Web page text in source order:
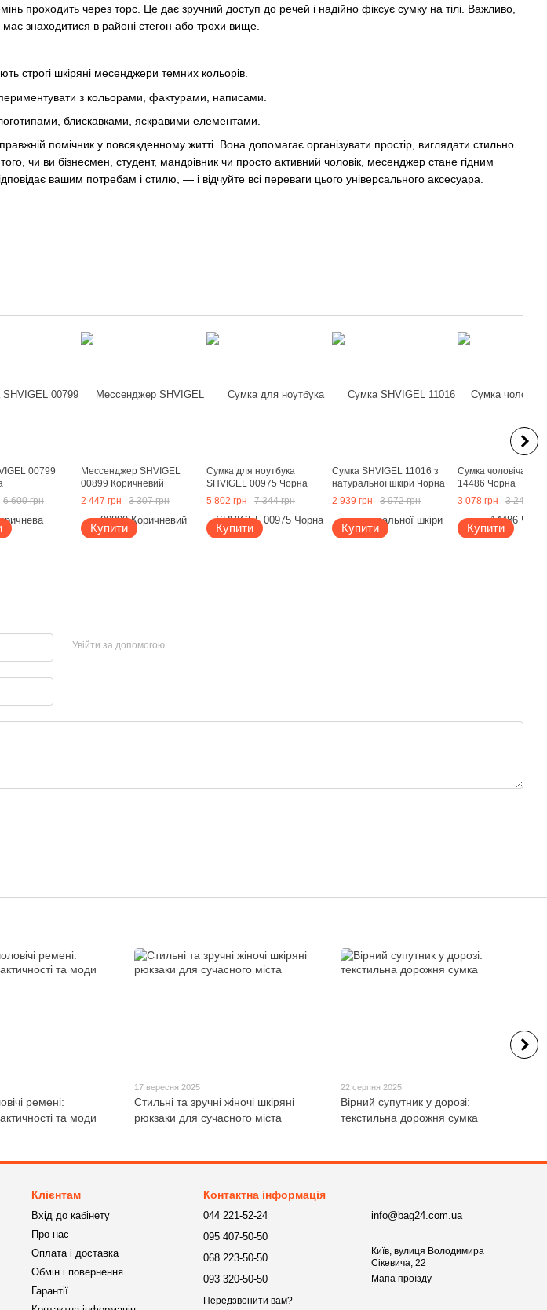
проходить через торс. Це дає зручний доступ до речей і надійно фіксує сумку на тілі. Важливо,
знаходитися в районі стегон або трохи вище.
строгі шкіряні месенджери темних кольорів.
з кольорами, фактурами, написами.
блискавками, яскравими елементами.
помічник у повсякденному житті. Вона допомагає організувати простір, виглядати стильно
чи ви бізнесмен, студент, мандрівник чи просто активний чоловік, месенджер стане гідним
вашим потребам і стилю, — і відчуйте всі переваги цього універсального аксесуара.
00799
6 600 грн
Мессенджер SHVIGEL
00899 Коричневий
2 447 грн
3 307 грн
Купити
Сумка для ноутбука
SHVIGEL 00975 Чорна
5 802 грн
7 344 грн
Купити
Сумка SHVIGEL 11016 з
натуральної шкіри Чорна
2 939 грн
3 972 грн
Купити
Сумка чоловіча
14486 Чорна
3 078 грн
3 240 грн
Купити
Увійти за допомогою
ремені:
та моди
17 вересня 2025
Стильні та зручні жіночі шкіряні
рюкзаки для сучасного міста
22 серпня 2025
Вірний супутник у дорозі:
текстильна дорожня сумка
Клієнтам
Вхід до кабінету
Про нас
Оплата і доставка
Обмін і повернення
Гарантії
Контактна інформація
044 221-52-24
095 407-50-50
068 223-50-50
093 320-50-50
Передзвонити вам?
info@bag24.com.ua
Київ, вулиця Володимира
Сікевича, 22
Мапа проїзду